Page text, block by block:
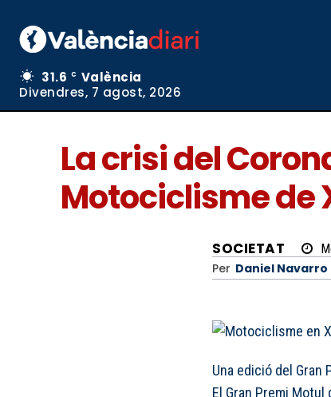
31.6 C
València
Divendres, 7 agost, 2026
La crisi del
Motociclisme de
SOCIETAT
Per Daniel Navarro
Una edició del Gran
El Gran Premi